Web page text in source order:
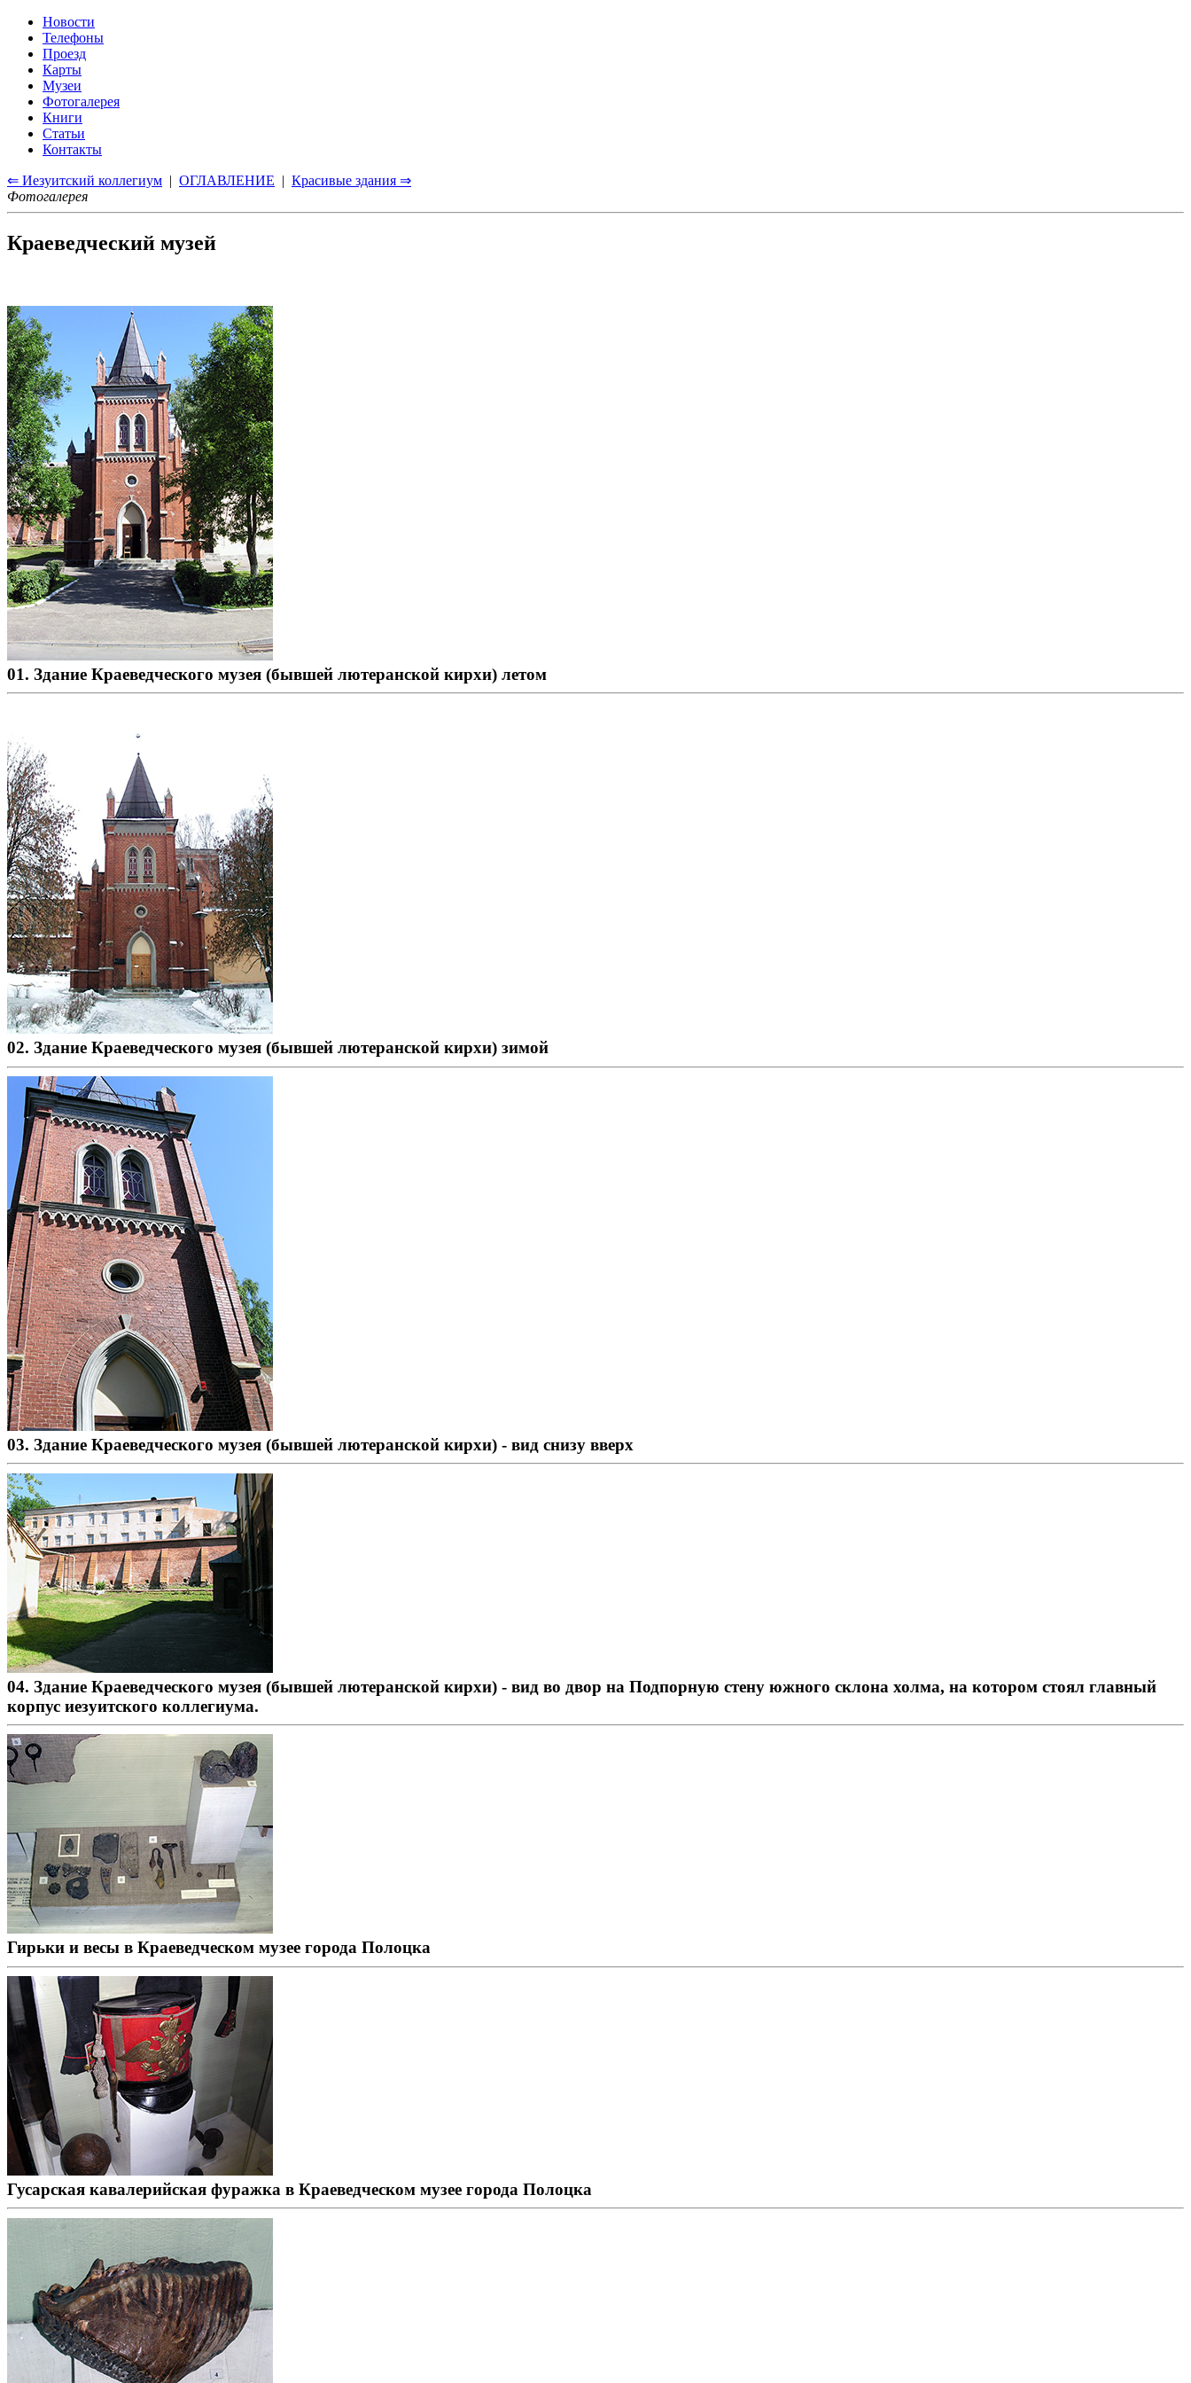
Новости
Телефоны
Проезд
Карты
Музеи
Фотогалерея
Книги
Статьи
Контакты
⇐ Иезуитский коллегиум | ОГЛАВЛЕНИЕ | Красивые здания ⇒
Фотогалерея
Краеведческий музей
01. Здание Краеведческого музея (бывшей лютеранской кирхи) летом
02. Здание Краеведческого музея (бывшей лютеранской кирхи) зимой
03. Здание Краеведческого музея (бывшей лютеранской кирхи) - вид снизу вверх
04. Здание Краеведческого музея (бывшей лютеранской кирхи) - вид во двор на Подпорную стену южного склона холма, на котором стоял главный
корпус иезуитского коллегиума.
Гирьки и весы в Краеведческом музее города Полоцка
Гусарская кавалерийская фуражка в Краеведческом музее города Полоцка